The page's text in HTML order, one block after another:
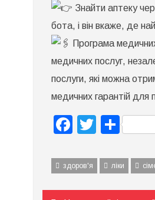
Знайти аптеку
бота, і він вкаже, де
Програма
медичних послуг,
послуги, які можна
медичних гарантій для
Facebook
Twitter
здоров'я ліки
Навігація